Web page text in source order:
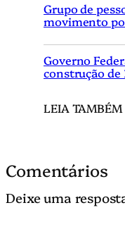
Grupo de
movimento
Governo
construção de
LEIA TAMBÉM
Comentários
Deixe uma